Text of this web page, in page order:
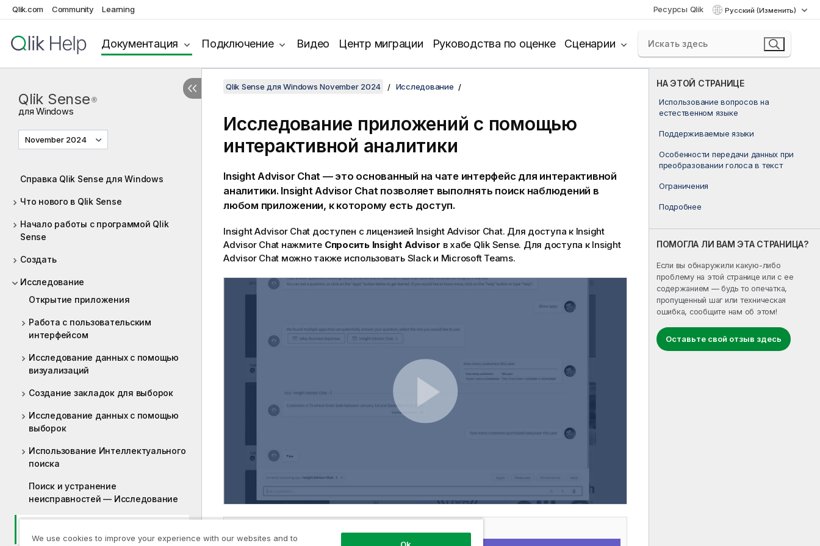
Qlik.com Community Learning Ресурсы Qlik Русский (Изменить)
Документация Подключение Видео Центр миграции Руководства по оценке Сценарии
Qlik Sense ®
для Windows
November 2024
Справка Qlik Sense для Windows
Что нового в Qlik Sense
Начало работы с программой Qlik
Sense
Создать
Исследование
Открытие приложения
Работа с пользовательским
интерфейсом
Исследование данных с помощью
визуализаций
Создание закладок для выборок
Исследование данных с помощью
выборок
Использование Интеллектуального
поиска
Поиск и устранение
неисправностей — Исследование
помощью интерактивной аналитики
НА ЭТОЙ СТРАНИЦЕ
Использование вопросов на
естественном языке
Поддерживаемые языки
Особенности передачи данных при
преобразовании голоса в текст
Ограничения
Подробнее
ПОМОГЛА ЛИ ВАМ ЭТА СТРАНИЦА?
Если вы обнаружили какую-либо
проблему на этой странице или с ее
содержанием — будь то опечатка,
пропущенный шаг или техническая
ошибка, сообщите нам об этом!
Оставьте свой отзыв здесь
Qlik Sense для Windows November 2024 Исследование
Исследование приложений с помощью
интерактивной аналитики
Insight Advisor Chat — это основанный на чате интерфейс для интерактивной
аналитики. Insight Advisor Chatпозволяет выполнять поиск наблюдений в
любом приложении, к которому есть доступ.
Insight Advisor Chat доступен с лицензией Insight Advisor Chat. Для доступа к Insight
Advisor Chat нажмите Спросить Insight Advisor в хабе Qlik Sense. Для доступа к Insight
Advisor Chat можно также использовать Slack и Microsoft Teams.
We use cookies to improve your experience with our websites and to